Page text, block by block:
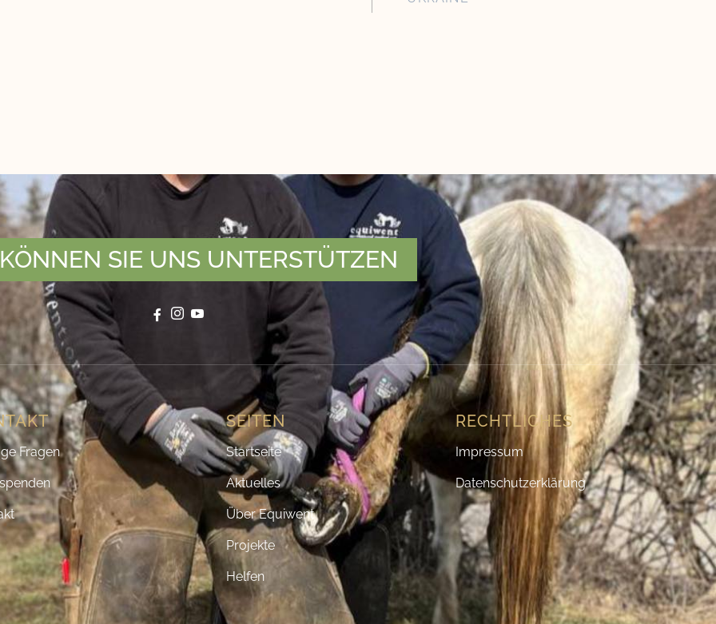
SIE UNS UNTERSTÜTZEN
Fragen
SEITEN
Startseite
Aktuelles
Über Equiwent
Projekte
Helfen
RECHTLICHES
Impressum
Datenschutzerklärung